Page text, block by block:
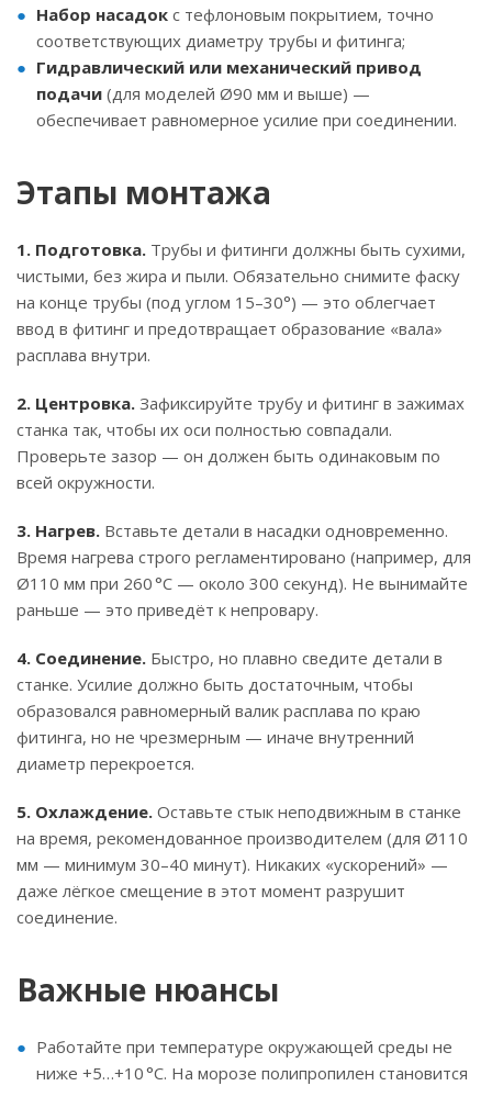
Набор насадок с тефлоновым покрытием, точно
соответствующих диаметру трубы и фитинга;
Гидравлический или механический привод
подачи (для моделей Ø90 мм и выше) —
обеспечивает равномерное усилие при соединении.
Этапы монтажа
1. Подготовка. Трубы и фитинги должны быть сухими,
чистыми, без жира и пыли. Обязательно снимите фаску
на конце трубы (под углом 15–30°) — это облегчает
ввод в фитинг и предотвращает образование «вала»
расплава внутри.
2. Центровка. Зафиксируйте трубу и фитинг в зажимах
станка так, чтобы их оси полностью совпадали.
Проверьте зазор — он должен быть одинаковым по
всей окружности.
3. Нагрев. Вставьте детали в насадки одновременно.
Время нагрева строго регламентировано (например, для
Ø110 мм при 260 °C — около 300 секунд). Не вынимайте
раньше — это приведёт к непровару.
4. Соединение. Быстро, но плавно сведите детали в
станке. Усилие должно быть достаточным, чтобы
образовался равномерный валик расплава по краю
фитинга, но не чрезмерным — иначе внутренний
диаметр перекроется.
5. Охлаждение. Оставьте стык неподвижным в станке
на время, рекомендованное производителем (для Ø110
мм — минимум 30–40 минут). Никаких «ускорений» —
даже лёгкое смещение в этот момент разрушит
соединение.
Важные нюансы
Работайте при температуре окружающей среды не
ниже +5…+10 °C. На морозе полипропилен становится